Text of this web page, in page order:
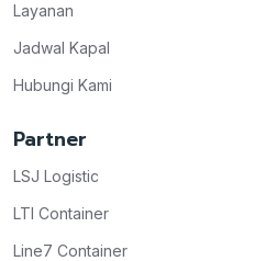
Layanan
Jadwal Kapal
Hubungi Kami
Partner
LSJ Logistic
LTI Container
Line7 Container